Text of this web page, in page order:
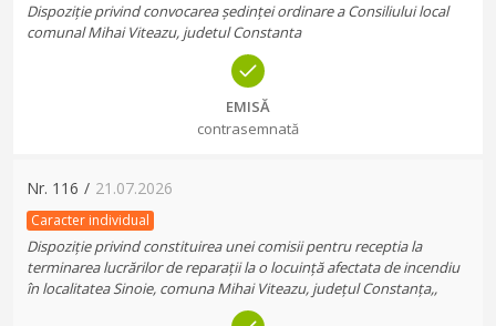
Dispoziție privind convocarea ședinței ordinare a Consiliului local
comunal Mihai Viteazu, judetul Constanta
EMISĂ
contrasemnată
Nr. 116 / 21.07.2026
Caracter individual
Dispoziție privind constituirea unei comisii pentru receptia la
terminarea lucrărilor de reparații la o locuință afectata de incendiu
în localitatea Sinoie, comuna Mihai Viteazu, județul Constanța,,